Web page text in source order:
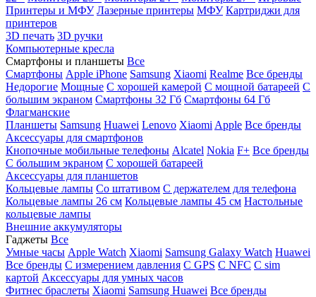
Принтеры и МФУ Лазерные принтеры МФУ Картриджи для
принтеров
3D печать 3D ручки
Компьютерные кресла
Смартфоны и планшеты Все
Смартфоны Apple iPhone Samsung Xiaomi Realme Все бренды
Недорогие Мощные С хорошей камерой С мощной батареей С
большим экраном Смартфоны 32 Гб Смартфоны 64 Гб
Флагманские
Планшеты Samsung Huawei Lenovo Xiaomi Apple Все бренды
Аксессуары для смартфонов
Кнопочные мобильные телефоны Alcatel Nokia F+ Все бренды
С большим экраном С хорошей батареей
Аксессуары для планшетов
Кольцевые лампы Со штативом C держателем для телефона
Кольцевые лампы 26 см Кольцевые лампы 45 см Настольные
кольцевые лампы
Внешние аккумуляторы
Гаджеты Все
Умные часы Apple Watch Xiaomi Samsung Galaxy Watch Huawei
Все бренды C измерением давления C GPS C NFC C sim
картой Аксессуары для умных часов
Фитнес браслеты Xiaomi Samsung Huawei Все бренды